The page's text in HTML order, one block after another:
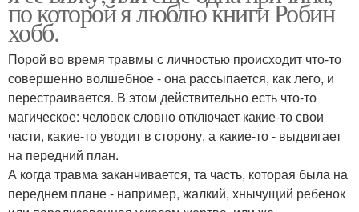
по которой я люблю книги Робин
хобб.
Порой во время травмы с личностью происходит что-то
совершенно волшебное - она рассыпается, как лего, и
перестраивается. В этом действительно есть что-то
магическое: человек словно отключает какие-то свои
части, какие-то уводит в сторону, а какие-то - выдвигает
на передний план.
А когда травма заканчивается, та часть, которая была на
переднем плане - например, жалкий, хнычущий ребенок